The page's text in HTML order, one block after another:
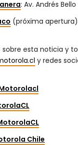
: Av. Andrés
(próxima
esta noticia y
y redes
Chile